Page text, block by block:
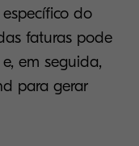
do
faturas pode
em seguida,
para gerar